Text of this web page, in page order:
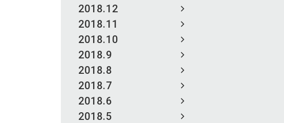
2018.12
2018.11
2018.10
2018.9
2018.8
2018.7
2018.6
2018.5